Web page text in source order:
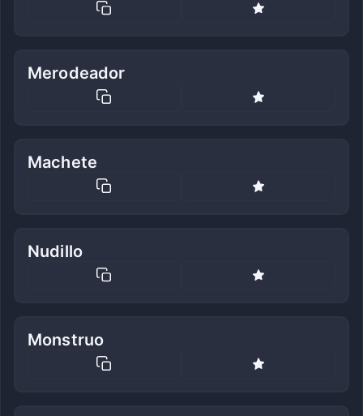
Merodeador
Machete
Nudillo
Monstruo